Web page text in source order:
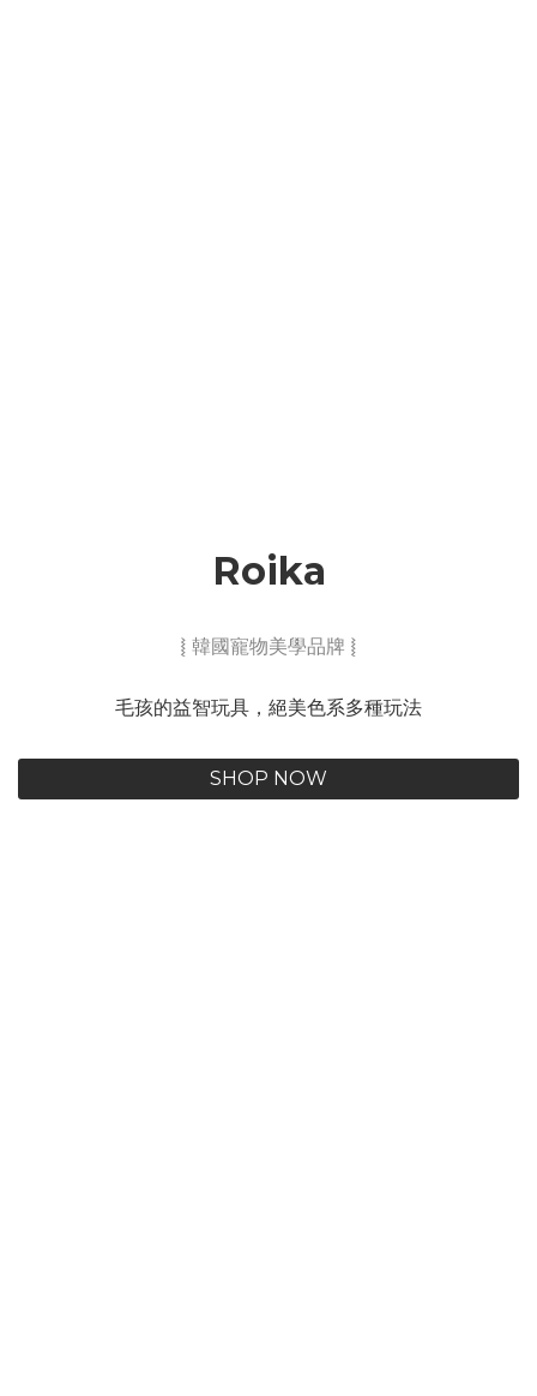
Roika
⦚ 韓國寵物美學品牌 ⦚
毛孩的益智玩具，絕美色系多種玩法
SHOP NOW